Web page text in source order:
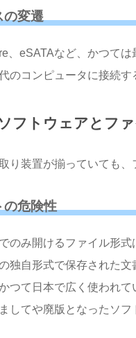
の変遷
、eSATAなど、かつて
のコンピュータに接続す
フトウェアとフ
り装置が揃っていても
の危険性
のみ開けるファイル形
独自形式で保存された
つて日本で広く使われ
してや廃版となったソフ